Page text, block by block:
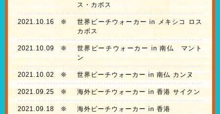
ス・カボス
2021.10.16 ❊
世界ビーチウォーカー in メキシコ ロス
カボス
2021.10.09❊
世界ビーチウォーカー in 南仏 マント
ン
2021.10.02 ❊ 世界ビーチウォーカー in 南仏 カンヌ
2021.09.25 ❊ 海外ビーチウォーカー in 香港 サイクン
2021.09.18 ❊ 海外ビーチウォーカー in 香港